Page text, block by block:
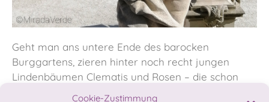
Cookie-Zustimmung
Geht man ans untere Ende des barocken
Burggartens, zieren hinter noch recht jungen
Lindenbäumen Clematis und Rosen – die schon